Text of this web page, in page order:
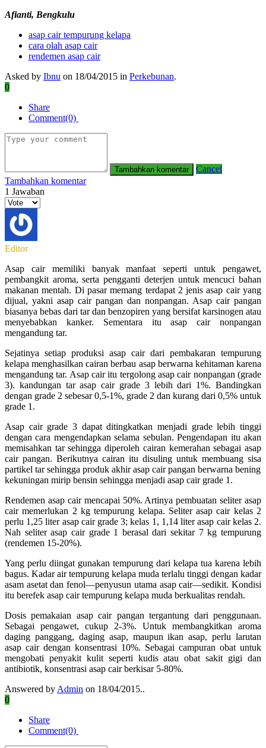
Afianti, Bengkulu
asap cair tempurung kelapa
cara olah asap cair
rendemen asap cair
Asked by Ibnu on 18/04/2015 in Perkebunan.
0
Share
Comment(0)
Cancel
Tambahkan komentar
1 Jawaban
Editor
Asap cair memiliki banyak manfaat seperti untuk pengawet,
pembangkit aroma, serta pengganti deterjen untuk mencuci bahan
makanan mentah. Di pasar memang terdapat 2 jenis asap cair yang
dijual, yakni asap cair pangan dan nonpangan. Asap cair pangan
biasanya bebas dari tar dan benzopiren yang bersifat karsinogen atau
menyebabkan kanker. Sementara itu asap cair nonpangan
mengandung tar.
Sejatinya setiap produksi asap cair dari pembakaran tempurung
kelapa menghasilkan cairan berbau asap berwarna kehitaman karena
mengandung tar. Asap cair itu tergolong asap cair nonpangan (grade
3). kandungan tar asap cair grade 3 lebih dari 1%. Bandingkan
dengan grade 2 sebesar 0,5-1%, grade 2 dan kurang dari 0,5% untuk
grade 1.
Asap cair grade 3 dapat ditingkatkan menjadi grade lebih tinggi
dengan cara mengendapkan selama sebulan. Pengendapan itu akan
memisahkan tar sehingga diperoleh cairan kemerahan sebagai asap
cair pangan. Berikutnya cairan itu disuling untuk membuang sisa
partikel tar sehingga produk akhir asap cair pangan berwarna bening
kekuningan mirip bensin sehingga menjadi asap cair grade 1.
Rendemen asap cair mencapai 50%. Artinya pembuatan seliter asap
cair memerlukan 2 kg tempurung kelapa. Seliter asap cair kelas 2
perlu 1,25 liter asap cair grade 3; kelas 1, 1,14 liter asap cair kelas 2.
Nah seliter asap cair grade 1 berasal dari sekitar 7 kg tempurung
(rendemen 15-20%).
Yang perlu diingat gunakan tempurung dari kelapa tua karena lebih
bagus. Kadar air tempurung kelapa muda terlalu tinggi dengan kadar
asam asetat dan fenol—penyusun utama asap cair—sedikit. Kondisi
itu berefek asap cair tempurung kelapa muda berkualitas rendah.
Dosis pemakaian asap cair pangan tergantung dari penggunaan.
Sebagai pengawet, cukup 2-3%. Untuk membangkitkan aroma
daging panggang, daging asap, maupun ikan asap, perlu larutan
asap cair dengan konsentrasi 10%. Sebagai campuran obat untuk
mengobati penyakit kulit seperti kudis atau obat sakit gigi dan
antibiotik, konsentrasi asap cair berkisar 5-80%.
Answered by Admin on 18/04/2015..
0
Share
Comment(0)